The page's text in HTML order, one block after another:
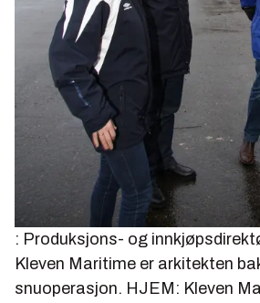
: Produksjons- og
Kleven Maritime er arkitekten
snuoperasjon. HJEM: Kleven